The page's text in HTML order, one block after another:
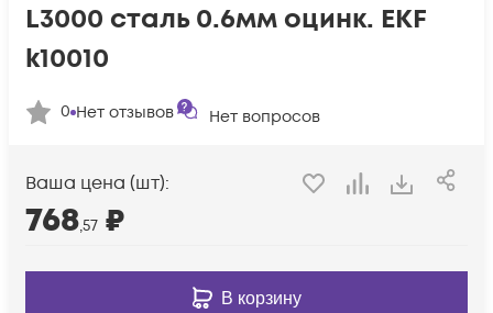
L3000 сталь 0.6мм оцинк. EKF
k10010
0 Нет отзывов Нет вопросов
Ваша цена (шт):
768,57 ₽
В корзину